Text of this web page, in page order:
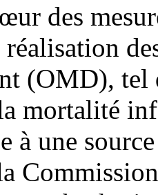
des
réalisation
(OMD),
mortalité
à une